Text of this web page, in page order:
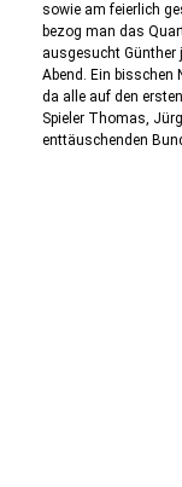
sowie am feierlich
bezog man das
ausgesucht Günther
Abend. Ein bisschen
da alle auf den
Spieler Thomas,
enttäuschenden